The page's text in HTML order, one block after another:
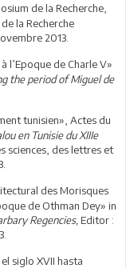
de la Recherche,
la Recherche
2013.
l’Epoque de Charle V»
the period of Miguel de
tunisien», Actes du
en Tunisie du XIIIe
sciences, des lettres et
des Morisques
de Othman Dey» in
Regencies, Editor :
siglo XVII hasta